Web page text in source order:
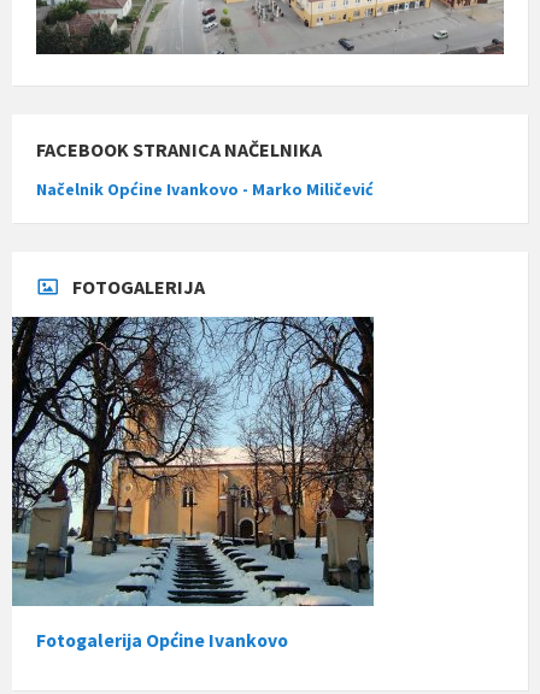
FACEBOOK STRANICA NAČELNIKA
Načelnik Općine Ivankovo - Marko Miličević
FOTOGALERIJA
Fotogalerija Općine Ivankovo